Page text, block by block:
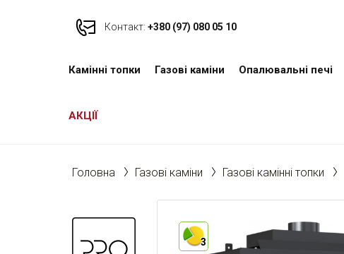
Контакт: +380 (97) 080 05 10
Камінні топки Газові каміни Опалювальні печі
АКЦІЇ
Головна Газові каміни Газові камінні топки
3